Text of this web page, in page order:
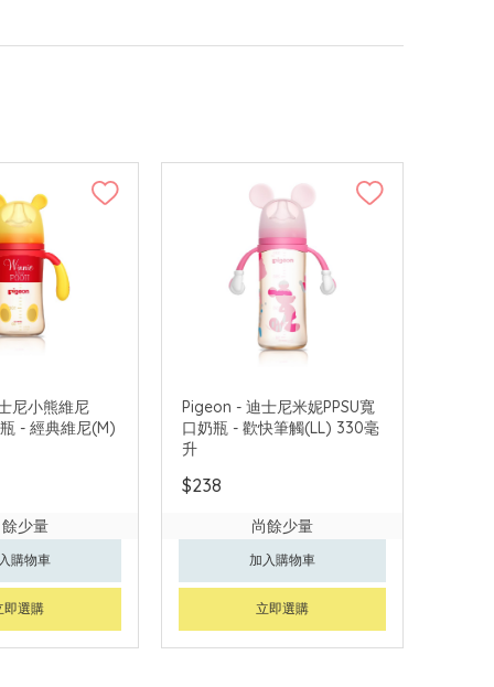
尼小熊維尼
- 經典維尼(M)
少量
購物車
即選購
Pigeon - 迪士尼米妮PPSU寬
口奶瓶 - 歡快筆觸(LL) 330毫
升
$238
尚餘少量
加入購物車
立即選購